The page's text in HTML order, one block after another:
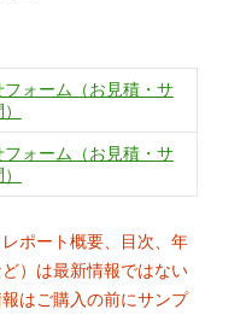
フォーム（お見積・サ
フォーム（お見積・サ
ポート概要、目次、年
）は最新情報ではない
はご購入の前にサンプ